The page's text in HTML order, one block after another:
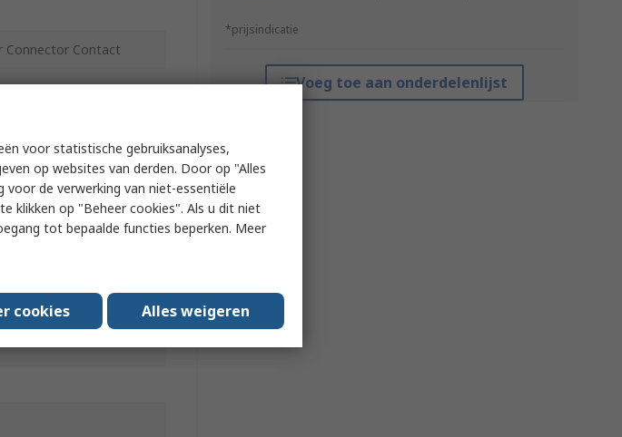
*prijsindicatie
Voeg toe aan onderdelenlijst
Connector Contact
Connector
voor statistische gebruiksanalyses,
op websites van derden. Door op "Alles
de verwerking van niet-essentiële
klikken op "Beheer cookies". Als u dit niet
tot bepaalde functies beperken. Meer
cookies Alles weigeren